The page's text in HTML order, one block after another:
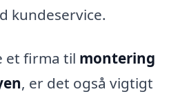
kundeservice.
et firma til montering
, er det også vigtigt